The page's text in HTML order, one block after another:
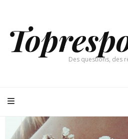
Des questions, des